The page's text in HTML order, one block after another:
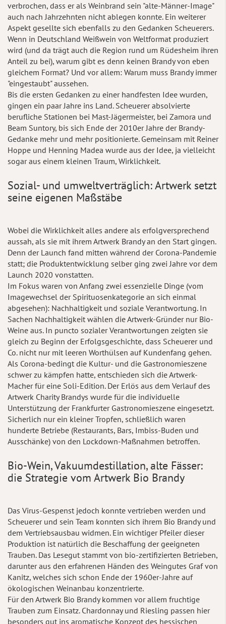
verbrochen, dass er als Weinbrand sein "alte-Männer-Image"
auch nach Jahrzehnten nicht ablegen konnte. Ein weiterer
Aspekt gesellte sich ebenfalls zu den Gedanken Scheuerers.
Wenn in Deutschland Weißwein von Weltformat produziert
wird (und da trägt auch die Region rund um Rüdesheim ihren
Anteil zu bei), warum gibt es denn keinen Brandy von eben
gleichem Format? Und vor allem: Warum muss Brandy immer
"eingestaubt" aussehen.
Bis die ersten Gedanken zu einer handfesten Idee wurden,
gingen ein paar Jahre ins Land. Scheuerer absolvierte
berufliche Stationen bei Mast-Jägermeister, bei Zamora und
Beam Suntory, bis sich Ende der 2010er Jahre der Brandy-
Gedanke mehr und mehr positionierte. Gemeinsam mit Reiner
Hoppe und Henning Madea wurde aus der Idee, ja vielleicht
sogar aus einem kleinen Traum, Wirklichkeit.
Sozial- und umweltverträglich: Artwerk setzt
seine eigenen Maßstäbe
Wobei die Wirklichkeit alles andere als erfolgversprechend
aussah, als sie mit ihrem Artwerk Brandy an den Start gingen.
Denn der Launch fand mitten während der Corona-Pandemie
statt; die Produktentwicklung selber ging zwei Jahre vor dem
Launch 2020 vonstatten.
Im Fokus waren von Anfang zwei essenzielle Dinge (vom
Imagewechsel der Spirituosenkategorie an sich einmal
abgesehen): Nachhaltigkeit und soziale Verantwortung. In
Sachen Nachhaltigkeit wählen die Artwerk-Gründer nur Bio-
Weine aus. In puncto sozialer Verantwortungen zeigten sie
gleich zu Beginn der Erfolgsgeschichte, dass Scheuerer und
Co. nicht nur mit leeren Worthülsen auf Kundenfang gehen.
Als Corona-bedingt die Kultur- und die Gastronomieszene
schwer zu kämpfen hatte, entschieden sich die Artwerk-
Macher für eine Soli-Edition. Der Erlös aus dem Verlauf des
Artwerk Charity Brandys wurde für die individuelle
Unterstützung der Frankfurter Gastronomieszene eingesetzt.
Sicherlich nur ein kleiner Tropfen, schließlich waren
hunderte Betriebe (Restaurants, Bars, Imbiss-Buden und
Ausschänke) von den Lockdown-Maßnahmen betroffen.
Bio-Wein, Vakuumdestillation, alte Fässer:
die Strategie vom Artwerk Bio Brandy
Das Virus-Gespenst jedoch konnte vertrieben werden und
Scheuerer und sein Team konnten sich ihrem Bio Brandy und
dem Vertriebsausbau widmen. Ein wichtiger Pfeiler dieser
Produktion ist natürlich die Beschaffung der geeigneten
Trauben. Das Lesegut stammt von bio-zertifizierten Betrieben,
darunter aus den erfahrenen Händen des Weingutes Graf von
Kanitz, welches sich schon Ende der 1960er-Jahre auf
ökologischen Weinanbau konzentrierte.
Für den Artwerk Bio Brandy kommen vor allem fruchtige
Trauben zum Einsatz. Chardonnay und Riesling passen hier
besonders gut ins aromatische Konzept des hessischen